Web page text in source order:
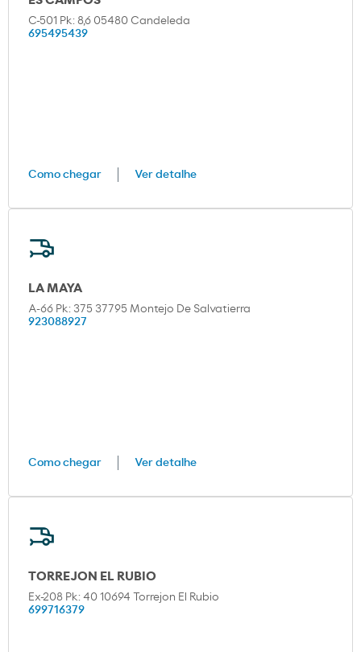
C-501 Pk: 8,6 05480 Candeleda
695495439
Como chegar Ver detalhe
LA MAYA
A-66 Pk: 375 37795 Montejo De Salvatierra
923088927
Como chegar Ver detalhe
TORREJON EL RUBIO
Ex-208 Pk: 40 10694 Torrejon El Rubio
699716379